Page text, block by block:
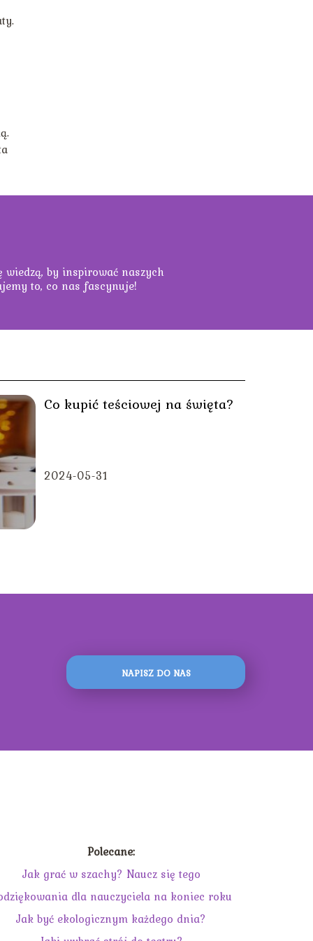
by inspirować naszych
to, co nas fascynuje!
Co kupić teściowej na święta?
2024-05-31
NAPISZ DO NAS
Polecane:
Jak grać w szachy? Naucz się tego
dla nauczyciela na koniec roku
Jak być ekologicznym każdego dnia?